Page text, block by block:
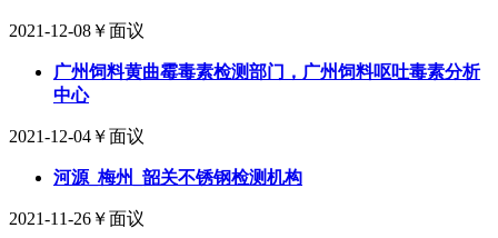
2021-12-08 ￥面议
广州饲料黄曲霉毒素检测部门，广州饲料呕吐毒素分析
中心
2021-12-04 ￥面议
河源_梅州_韶关不锈钢检测机构
2021-11-26 ￥面议